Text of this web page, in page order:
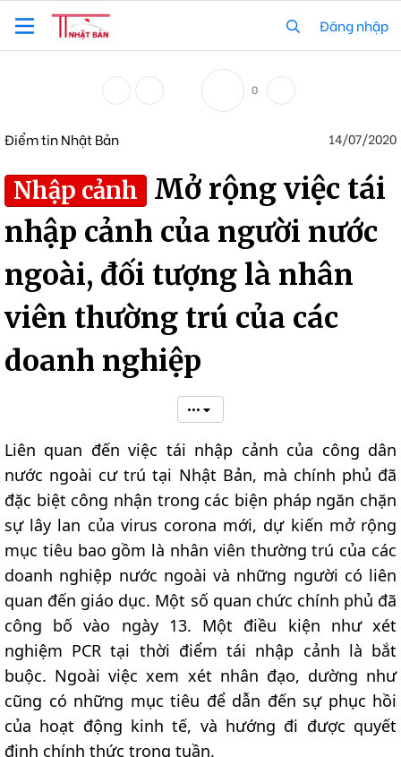
Đăng nhập
0
Điểm tin Nhật Bản 14/07/2020
Nhập cảnh
Mở rộng việc tái
nhập cảnh của người nước
ngoài, đối tượng là nhân
viên thường trú của các
doanh nghiệp
•••
Liên quan đến việc tái nhập cảnh của công dân
nước ngoài cư trú tại Nhật Bản, mà chính phủ đã
đặc biệt công nhận trong các biện pháp ngăn chặn
sự lây lan của virus corona mới, dự kiến mở rộng
mục tiêu bao gồm là nhân viên thường trú của các
doanh nghiệp nước ngoài và những người có liên
quan đến giáo dục. Một số quan chức chính phủ đã
công bố vào ngày 13. Một điều kiện như xét
nghiệm PCR tại thời điểm tái nhập cảnh là bắt
buộc. Ngoài việc xem xét nhân đạo, dường như
cũng có những mục tiêu để dẫn đến sự phục hồi
của hoạt động kinh tế, và hướng đi được quyết
định chính thức trong tuần.